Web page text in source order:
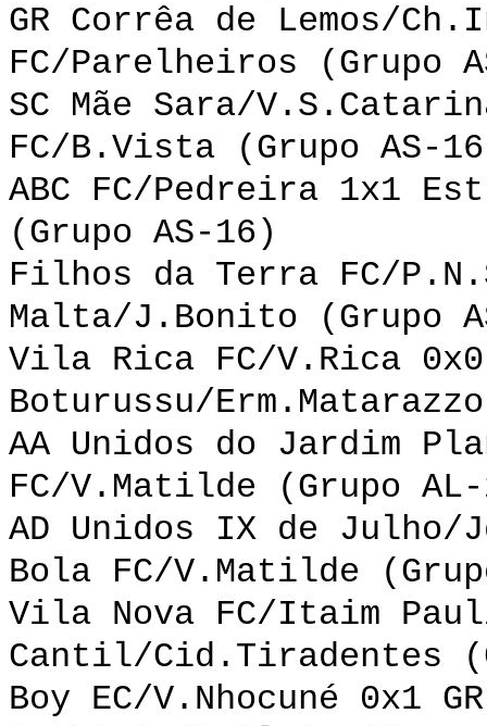
GR Corrêa de Lemos/
FC/Parelheiros (Grupo
SC Mãe Sara/
FC/B.Vista (Grupo AS-
ABC FC/Pedreira 1x1
(Grupo AS-16)
Filhos da Terra FC/
Malta/J.Bonito (Grupo
Vila Rica FC/V.Rica 0x0
Boturussu/
AA Unidos do Jardim
FC/V.Matilde (Grupo
AD Unidos IX de Julho/
Bola FC/V.Matilde
Vila Nova FC/Itaim
Cantil/Cid.Tiradentes
Boy EC/V.Nhocuné 0x1